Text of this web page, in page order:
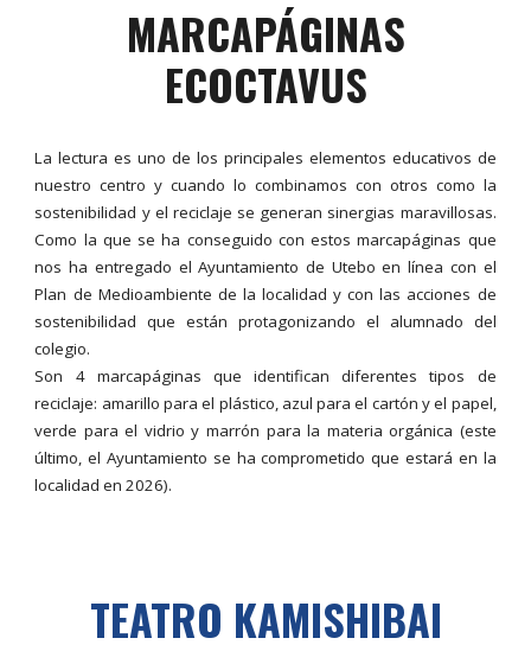
MARCAPÁGINAS
ECOCTAVUS
La lectura es uno de los principales elementos educativos de
nuestro centro y cuando lo combinamos con otros como la
sostenibilidad y el reciclaje se generan sinergias maravillosas.
Como la que se ha conseguido con estos marcapáginas que
nos ha entregado el Ayuntamiento de Utebo en línea con el
Plan de Medioambiente de la localidad y con las acciones de
sostenibilidad que están protagonizando el alumnado del
colegio.
Son 4 marcapáginas que identifican diferentes tipos de
reciclaje: amarillo para el plástico, azul para el cartón y el papel,
verde para el vidrio y marrón para la materia orgánica (este
último, el Ayuntamiento se ha comprometido que estará en la
localidad en 2026).
TEATRO KAMISHIBAI